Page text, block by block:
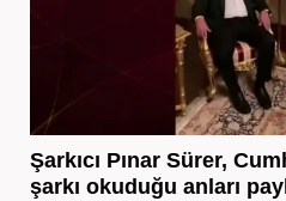
Şarkıcı Pınar Sürer,
şarkı okuduğu anları